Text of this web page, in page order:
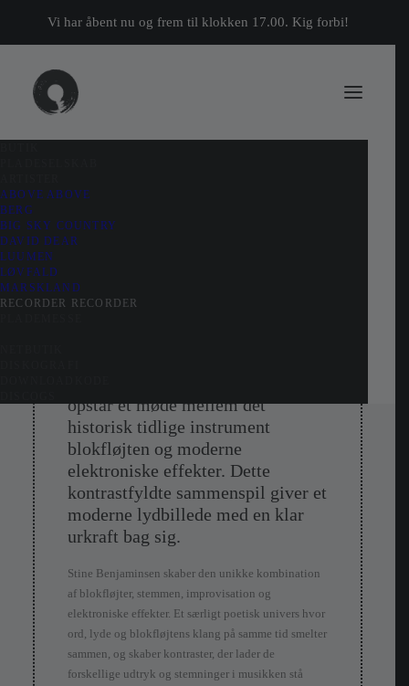
Vi har åbent nu og frem til klokken 17.00. Kig forbi!
ABOVE ABOVE
BERG
BIG SKY COUNTRY
DAVID DEAR
LUUMEN
LØVFALD
MARSKLAND
RECORDER RECORDER
opstår et møde mellem det
historisk tidlige instrument
blokfløjten og moderne
elektroniske effekter. Dette
kontrastfyldte sammenspil giver et
moderne lydbillede med en klar
urkraft bag sig.
Stine Benjaminsen skaber den unikke kombination
af blokfløjter, stemmen, improvisation og
elektroniske effekter. Et særligt poetisk univers hvor
ord, lyde og blokfløjtens klang på samme tid smelter
sammen, og skaber kontraster, der lader de
forskellige udtryk og stemninger i musikken stå